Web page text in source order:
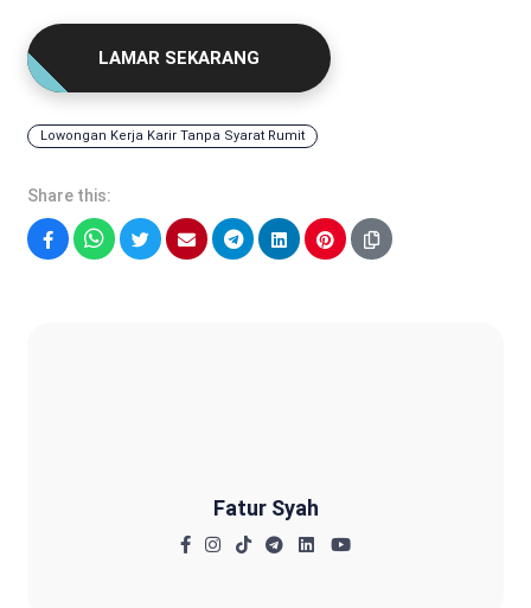
LAMAR SEKARANG
Lowongan Kerja Karir Tanpa Syarat Rumit
Share this:
Fatur Syah